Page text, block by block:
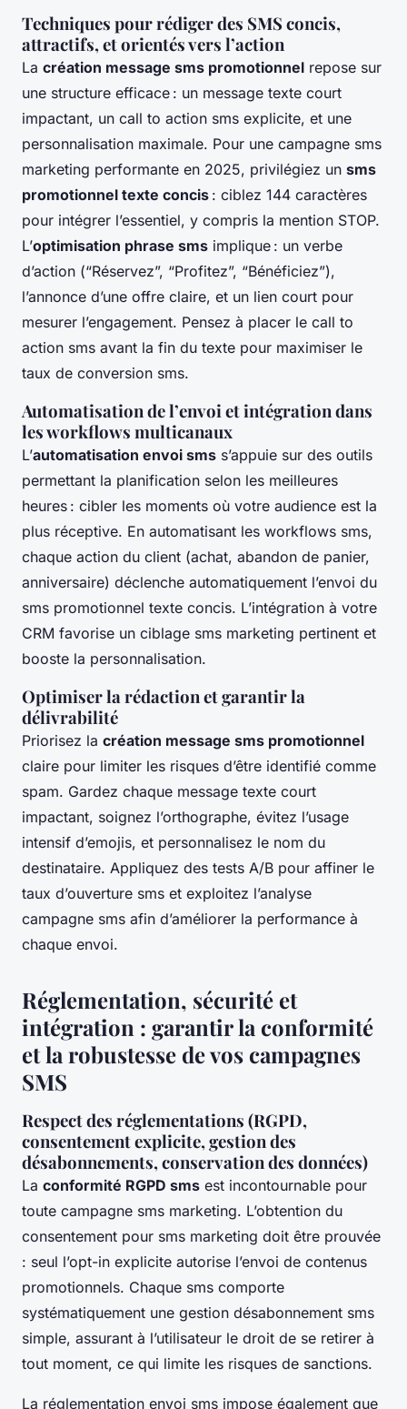
Techniques pour rédiger des SMS concis,
attractifs, et orientés vers l’action
La création message sms promotionnel repose sur
une structure efficace : un message texte court
impactant, un call to action sms explicite, et une
personnalisation maximale. Pour une campagne sms
marketing performante en 2025, privilégiez un sms
promotionnel texte concis : ciblez 144 caractères
pour intégrer l’essentiel, y compris la mention STOP.
L’optimisation phrase sms implique : un verbe
d’action (“Réservez”, “Profitez”, “Bénéficiez”),
l’annonce d’une offre claire, et un lien court pour
mesurer l’engagement. Pensez à placer le call to
action sms avant la fin du texte pour maximiser le
taux de conversion sms.
Automatisation de l’envoi et intégration dans
les workflows multicanaux
L’automatisation envoi sms s’appuie sur des outils
permettant la planification selon les meilleures
heures : cibler les moments où votre audience est la
plus réceptive. En automatisant les workflows sms,
chaque action du client (achat, abandon de panier,
anniversaire) déclenche automatiquement l’envoi du
sms promotionnel texte concis. L’intégration à votre
CRM favorise un ciblage sms marketing pertinent et
booste la personnalisation.
Optimiser la rédaction et garantir la
délivrabilité
Priorisez la création message sms promotionnel
claire pour limiter les risques d’être identifié comme
spam. Gardez chaque message texte court
impactant, soignez l’orthographe, évitez l’usage
intensif d’emojis, et personnalisez le nom du
destinataire. Appliquez des tests A/B pour affiner le
taux d’ouverture sms et exploitez l’analyse
campagne sms afin d’améliorer la performance à
chaque envoi.
Réglementation, sécurité et
intégration : garantir la conformité
et la robustesse de vos campagnes
SMS
Respect des réglementations (RGPD,
consentement explicite, gestion des
désabonnements, conservation des données)
La conformité RGPD sms est incontournable pour
toute campagne sms marketing. L’obtention du
consentement pour sms marketing doit être prouvée
: seul l’opt-in explicite autorise l’envoi de contenus
promotionnels. Chaque sms comporte
systématiquement une gestion désabonnement sms
simple, assurant à l’utilisateur le droit de se retirer à
tout moment, ce qui limite les risques de sanctions.
La réglementation envoi sms impose également que